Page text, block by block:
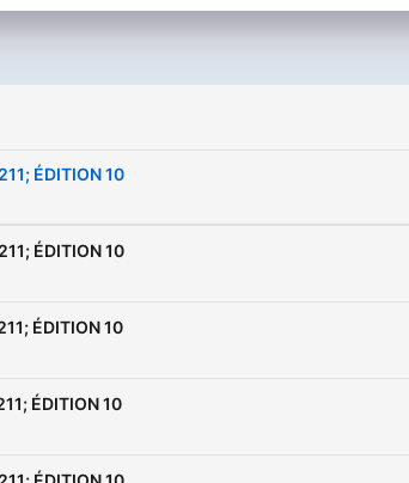
ÉDITION 10
ÉDITION 10
ÉDITION 10
ÉDITION 10